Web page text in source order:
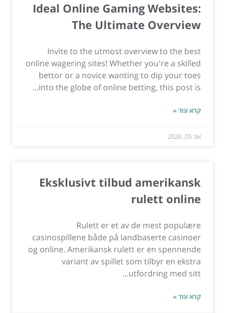
Ideal Online Gaming Websites:
The Ultimate Overview
Invite to the utmost overview to the best
online wagering sites! Whether you're a skilled
bettor or a novice wanting to dip your toes
into the globe of online betting, this post is...
קרא עוד »
אוג 05, 2026
Eksklusivt tilbud amerikansk
rulett online
Rulett er et av de mest populære
casinospillene både på landbaserte casinoer
og online. Amerikansk rulett er en spennende
variant av spillet som tilbyr en ekstra
utfordring med sitt...
קרא עוד »